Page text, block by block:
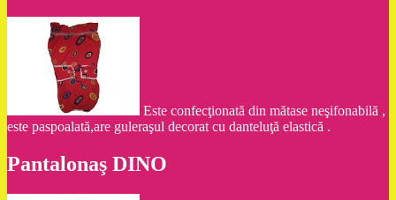
Este confecţionată din mătase neşifonabilă ,
este paspoalată,are guleraşul decorat cu danteluţă elastică .
Pantalonaş DINO